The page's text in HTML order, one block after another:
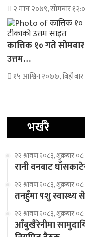
२ माघ २०७९, सोमबार
कात्तिक १० गते
उत्तम…
१५ आश्विन २०७७,
भर्खरै
२२ श्रावण २०८३, शुक्रबार
रानी वनबाट
२२ श्रावण २०८३, शुक्रबार
तनहुँमा पशु
२२ श्रावण २०८३, शुक्रबार
आँबुखैरेनीमा